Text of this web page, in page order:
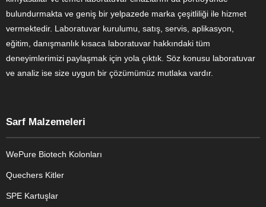
bulundurmakta ve geniş bir yelpazede marka çeşitliliği ile hizmet
vermektedir. Laboratuvar kurulumu, satış, servis, aplikasyon,
eğitim, danışmanlık kısaca laboratuvar hakkındaki tüm
deneyimlerimizi paylaşmak için yola çıktık. Söz konusu laboratuvar
ve analiz ise size uygun bir çözümümüz mutlaka vardır.
Sarf Malzemeleri
WePure Biotech Kolonları
Quechers Kitler
SPE Kartuşlar